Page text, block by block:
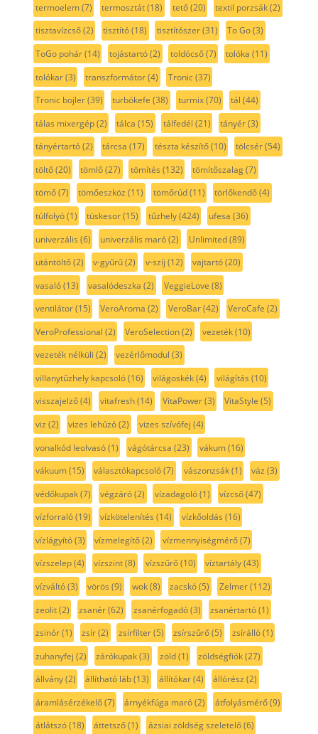
termoelem(7) termosztát(18) tető(20) textil porzsák(2)
tisztavízcső(2) tisztító(18) tisztítószer(31) To Go(3)
ToGo pohár(14) tojástartó(2) toldócső(7) tolóka (11)
tolókar(3) transzformátor(4) Tronic(37)
Tronic bojler(39) turbókefe (38) turmix(70) tál (44)
tálas mixergép(2) tálca (15) tálfedél (21) tányér(3)
tányértartó(2) tárcsa (17) tészta készítő(10) tölcsér(54)
töltő(20) tömlő(27) tömítés (132) tömítőszalag(7)
tömő(7) tömőeszköz (11) tömőrúd(11) törlőkendő(4)
túlfolyó(1) tüskesor(15) tűzhely(424) ufesa (36)
univerzális (6) univerzális maró(2) Unlimited(89)
utántöltő(2) v-gyűrű(2) v-szíj (12) vajtartó(20)
vasaló(13) vasalódeszka (2) VeggieLove (8)
ventilátor(15) VeroAroma (2) VeroBar(42) VeroCafe (2)
VeroProfessional (2) VeroSelection(2) vezeték(10)
vezeték nélküli (2) vezérlőmodul (3)
villanytűzhely kapcsoló(16) világoskék(4) világítás (10)
visszajelző(4) vitafresh(14) VitaPower(3) VitaStyle (5)
viz (2) vizes lehúzó(2) vizes szívófej (4)
vonalkód leolvasó(1) vágótárcsa (23) vákum(16)
vákuum(15) választókapcsoló(7) vászonzsák(1) váz (3)
védőkupak(7) végzáró(2) vízadagoló(1) vízcső(47)
vízforraló(19) vízkötelenítés (14) vízkőoldás (16)
vízlágyító(3) vízmelegítő(2) vízmennyiségmérő(7)
vízszelep(4) vízszint(8) vízszűrő(10) víztartály(43)
vízváltó(3) vörös (9) wok(8) zacskó(5) Zelmer(112)
zeolit(2) zsanér(62) zsanérfogadó(3) zsanértartó(1)
zsinór(1) zsír(2) zsírfilter(5) zsírszűrő(5) zsírálló(1)
zuhanyfej (2) zárókupak(3) zöld(1) zöldségfiók(27)
állvány(2) állítható láb(13) állítókar(4) állórész (2)
áramlásérzékelő(7) árnyékfúga maró(2) átfolyásmérő(9)
átlátszó(18) áttetsző(1) ázsiai zöldség szeletelő(6)